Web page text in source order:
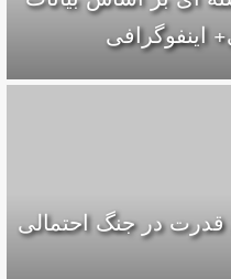
اینفوگرافی
در جنگ احتمالی